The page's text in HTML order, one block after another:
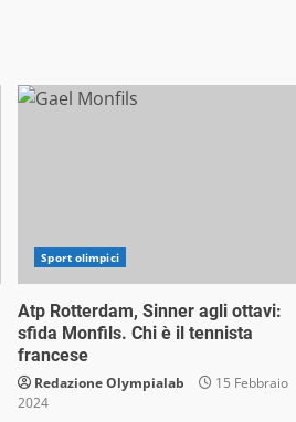
Sport olimpici
Atp Rotterdam, Sinner agli ottavi:
sfida Monfils. Chi è il tennista
francese
Redazione Olympialab
15 Febbraio
2024